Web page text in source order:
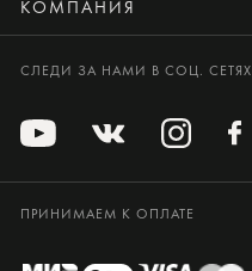
КОМПАНИЯ
СЛЕДИ ЗА НАМИ В СОЦ. СЕТЯХ
ПРИНИМАЕМ К ОПЛАТЕ